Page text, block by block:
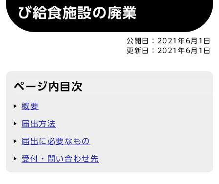
び給食施設の廃業
公開日：
2021年6月1日
更新日：
2021年6月1日
ページ内目次
概要
届出方法
届出に必要なもの
受付・問い合わせ先